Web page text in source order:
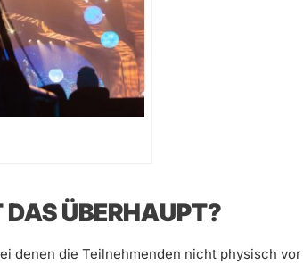
ÜBERHAUPT?
denen die Teilnehmenden nicht physisch vor